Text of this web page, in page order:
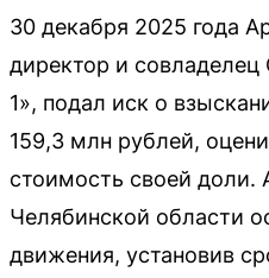
30 декабря 2025 года
директор и
1», подал иск о
159,3 млн рублей,
стоимость своей доли.
Челябинской области
движения, установив